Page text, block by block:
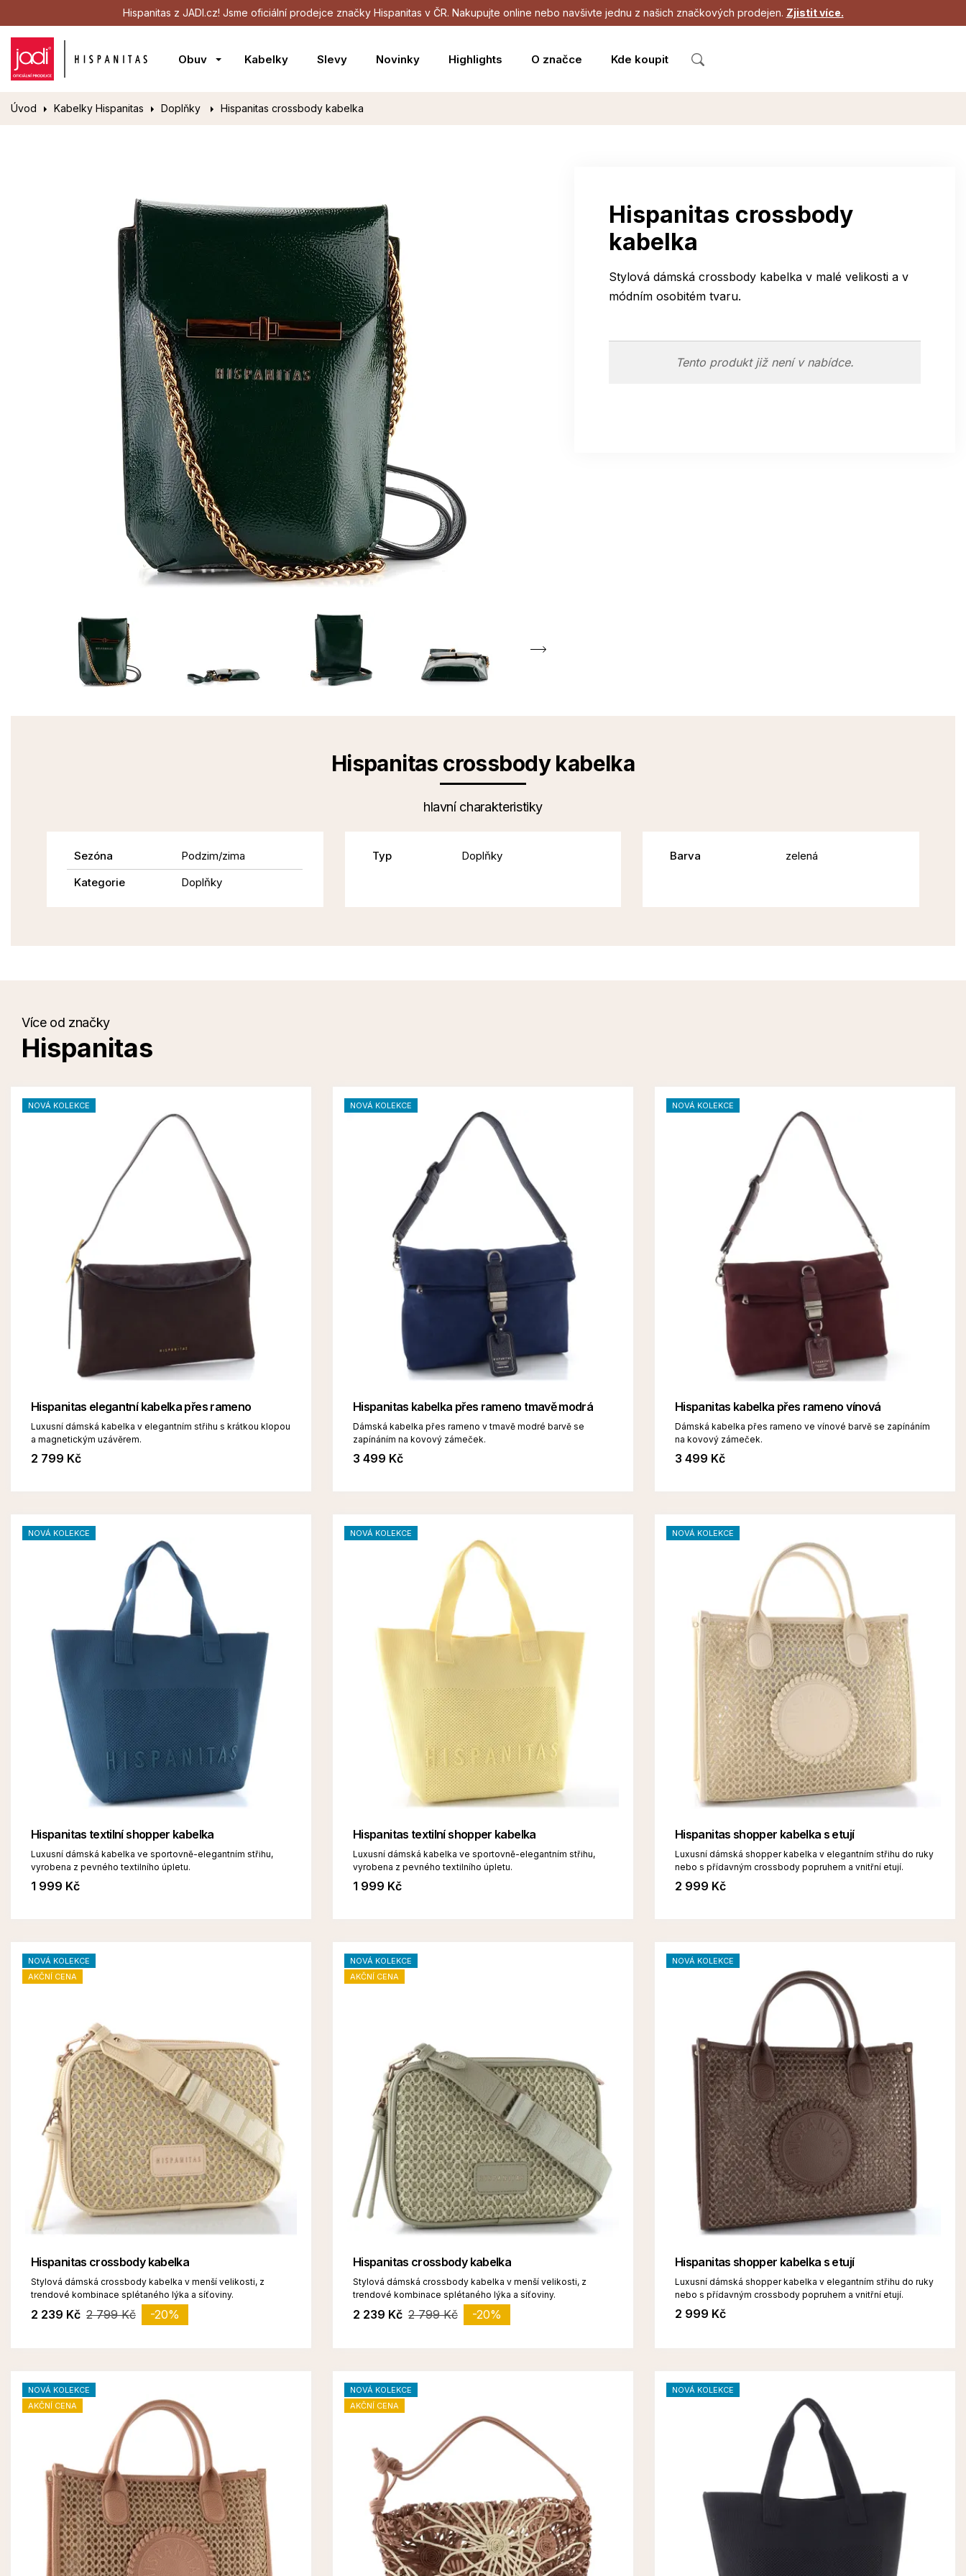
Hispanitas z JADI.cz! Jsme oficiální prodejce značky Hispanitas v ČR. Nakupujte online nebo navšivte jednu z našich značkových prodejen. Zjistit více.
Obuv Kabelky Slevy Novinky Highlights O značce Kde koupit
Úvod Kabelky Hispanitas Doplňky Hispanitas crossbody kabelka
Hispanitas crossbody
kabelka
Stylová dámská crossbody kabelka v malé velikosti a v
módním osobitém tvaru.
Tento produkt již není v nabídce.
Hispanitas crossbody kabelka
hlavní charakteristiky
Sezóna
Podzim/zima
Kategorie
Doplňky
Typ Doplňky Barva zelená
Více od značky
Hispanitas
NOVÁ KOLEKCE
Hispanitas elegantní kabelka přes rameno
Luxusní dámská kabelka v elegantním střihu s krátkou klopou
a magnetickým uzávěrem.
2 799 Kč
NOVÁ KOLEKCE
Hispanitas kabelka přes rameno tmavě modrá
Dámská kabelka přes rameno v tmavě modré barvě se
zapínáním na kovový zámeček.
3 499 Kč
NOVÁ KOLEKCE
Hispanitas kabelka přes rameno vínová
Dámská kabelka přes rameno ve vínové barvě se zapínáním
na kovový zámeček.
3 499 Kč
NOVÁ KOLEKCE
Hispanitas textilní shopper kabelka
Luxusní dámská kabelka ve sportovně-elegantním střihu,
vyrobena z pevného textilního úpletu.
1 999 Kč
NOVÁ KOLEKCE
Hispanitas textilní shopper kabelka
Luxusní dámská kabelka ve sportovně-elegantním střihu,
vyrobena z pevného textilního úpletu.
1 999 Kč
NOVÁ KOLEKCE
Hispanitas shopper kabelka s etují
Luxusní dámská shopper kabelka v elegantním střihu do ruky
nebo s přídavným crossbody popruhem a vnitřní etují.
2 999 Kč
NOVÁ KOLEKCE
AKČNÍ CENA
Hispanitas crossbody kabelka
Stylová dámská crossbody kabelka v menší velikosti, z
trendové kombinace splétaného lýka a síťoviny.
2 239 Kč 2 799 Kč -20%
NOVÁ KOLEKCE
AKČNÍ CENA
Hispanitas crossbody kabelka
Stylová dámská crossbody kabelka v menší velikosti, z
trendové kombinace splétaného lýka a síťoviny.
2 239 Kč 2 799 Kč -20%
NOVÁ KOLEKCE
Hispanitas shopper kabelka s etují
Luxusní dámská shopper kabelka v elegantním střihu do ruky
nebo s přídavným crossbody popruhem a vnitřní etují.
2 999 Kč
NOVÁ KOLEKCE
AKČNÍ CENA
NOVÁ KOLEKCE
AKČNÍ CENA
NOVÁ KOLEKCE